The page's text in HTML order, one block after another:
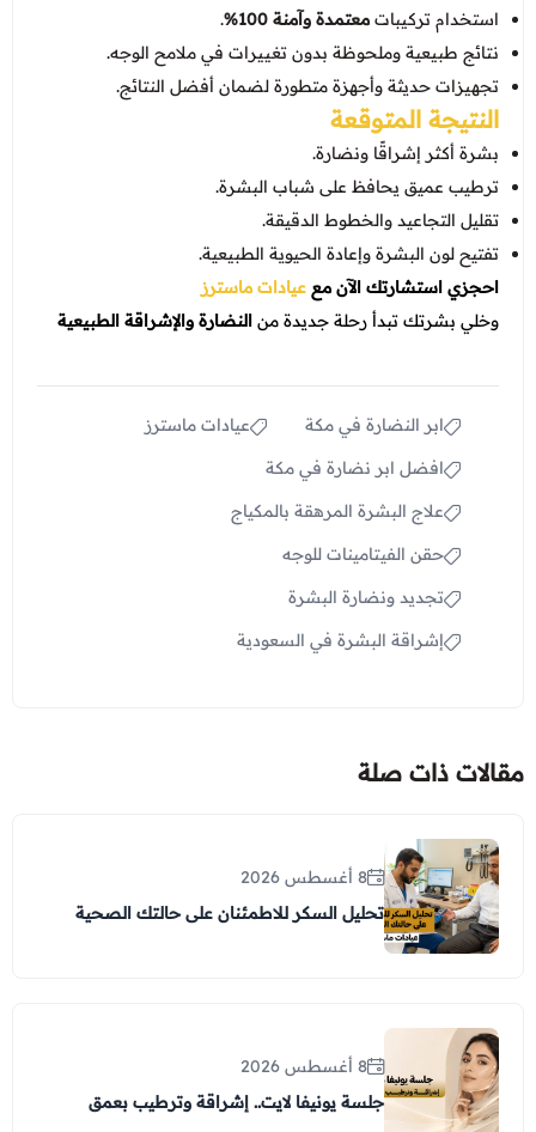
استخدام تركيباتمعتمدة وآمنة 100%
.
نتائج طبيعية وملحوظة بدون تغييرات في ملامح الوجه.
تجهيزات حديثة وأجهزة متطورة لضمان أفضل النتائج.
النتيجة المتوقعة
بشرة أكثر إشراقًا ونضارة.
ترطيب عميق يحافظ على شباب البشرة.
تقليل التجاعيد والخطوط الدقيقة.
تفتيح لون البشرة وإعادة الحيوية الطبيعية.
احجزي استشارتك الآن مع عيادات ماسترز
وخلي بشرتك تبدأ رحلة جديدة منالنضارة والإشراقة الطبيعية
ابر النضارة في مكة
عيادات ماسترز
افضل ابر نضارة في مكة
علاج البشرة المرهقة بالمكياج
حقن الفيتامينات للوجه
تجديد ونضارة البشرة
إشراقة البشرة في السعودية
مقالات ذات صلة
8 أغسطس 2026
تحليل السكر للاطمئنان على حالتك الصحية
8 أغسطس 2026
جلسة يونيفا لايت.. إشراقة وترطيب بعمق